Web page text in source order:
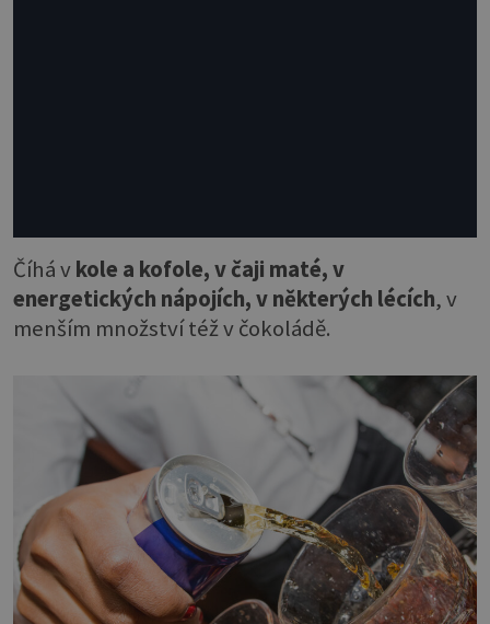
Číhá vkole a kofole, v čaji maté, v
energetických nápojích, v některých lécích, v
menším množství též v čokoládě.